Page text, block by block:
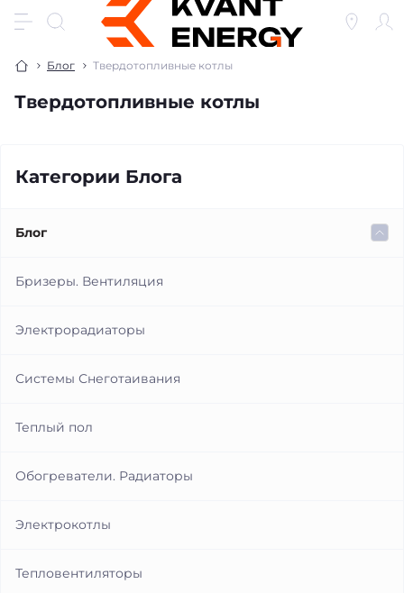
Блог Твердотопливные котлы
Твердотопливные котлы
Категории Блога
Блог
Бризеры. Вентиляция
Электрорадиаторы
Системы Снеготаивания
Теплый пол
Обогреватели. Радиаторы
Электрокотлы
Тепловентиляторы